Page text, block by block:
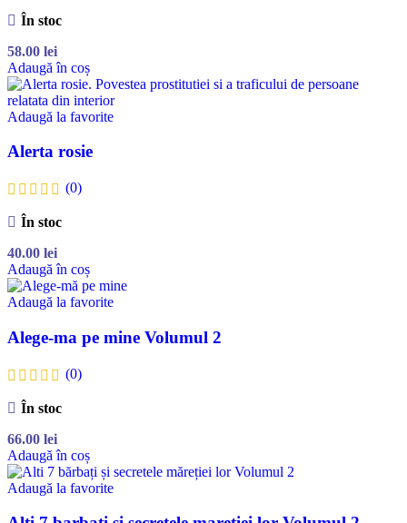
În stoc
58.00 lei
Adaugă în coș
Adaugă la favorite
Alerta rosie
(0)
În stoc
40.00 lei
Adaugă în coș
Adaugă la favorite
Alege-ma pe mine Volumul 2
(0)
În stoc
66.00 lei
Adaugă în coș
Adaugă la favorite